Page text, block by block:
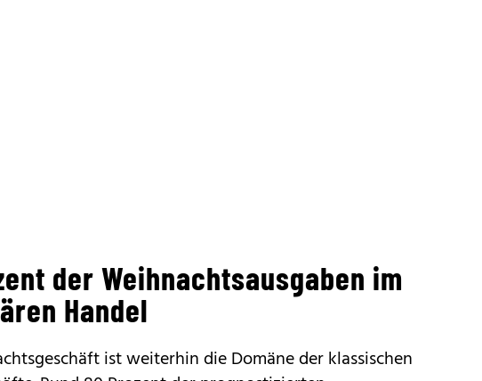
der Weihnachtsausgaben im
Handel
ist weiterhin die Domäne der klassischen